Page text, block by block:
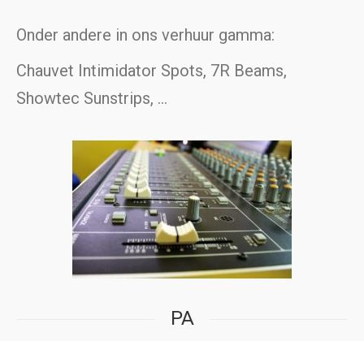
Onder andere in ons verhuur gamma:
Chauvet Intimidator Spots, 7R Beams,
Showtec Sunstrips, …
PA